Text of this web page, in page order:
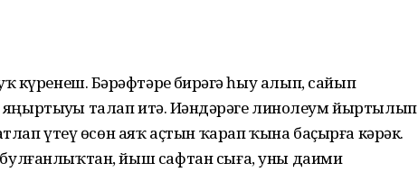
Бәҙрәфтәрҙе биҙрәгә һыу алып, сайып
яңыртыуҙы талап итә. Иҙәндәрҙәге линолеум йыртылып
үтеү өсөн аяҡ аҫтын ҡарап ҡына баҫырға кәрәк.
йыш сафтан сыға, уны даими